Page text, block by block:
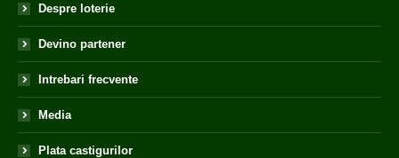
Despre loterie
Devino partener
Intrebari frecvente
Media
Plata castigurilor